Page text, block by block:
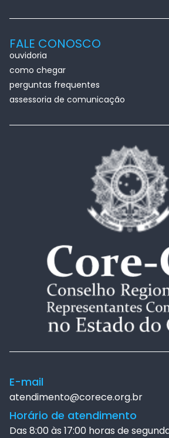
FALE CONOSCO
ouvidoria
como chegar
perguntas frequentes
assessoria de comunicação
E-mail
atendimento@corece.org.br
Horário de atendimento
Das 8:00 às 17:00 horas de